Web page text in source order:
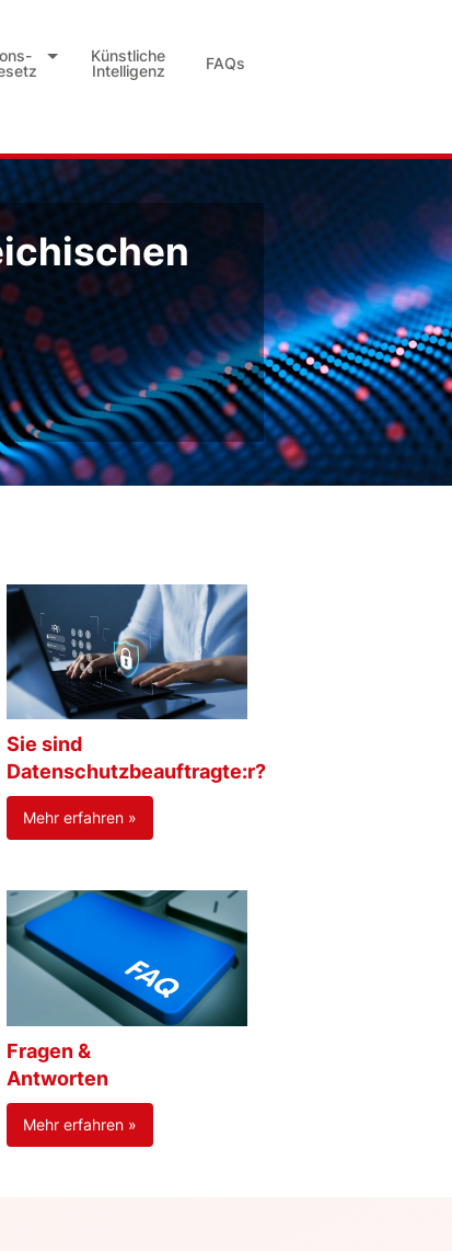
Künstliche
Intelligenz
FAQs
Sie sind
Datenschutzbeauftragte:r?
Mehr erfahren »
Fragen &
Antworten
Mehr erfahren »